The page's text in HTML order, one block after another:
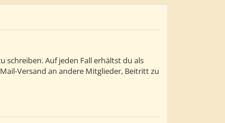
schreiben. Auf jeden Fall erhältst du als
Versand an andere Mitglieder, Beitritt zu